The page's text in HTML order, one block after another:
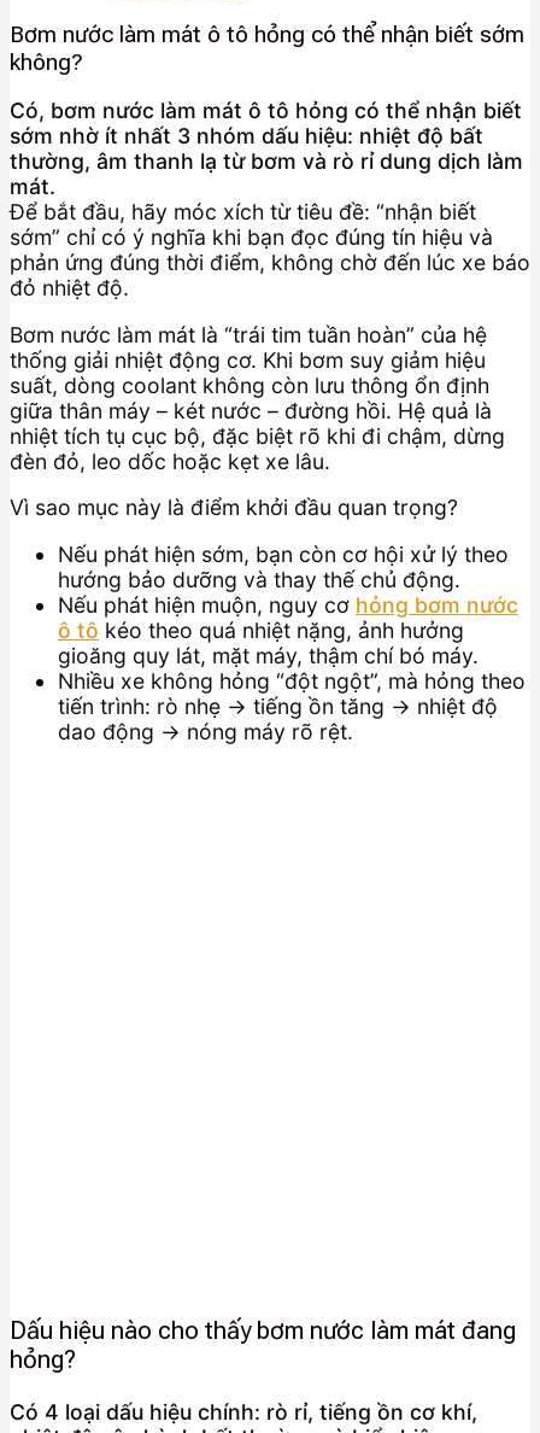
Bơm nước làm mát ô tô hỏng có thể nhận biết sớm
không?
Có, bơm nước làm mát ô tô hỏng có thể nhận biết
sớm nhờ ít nhất 3 nhóm dấu hiệu: nhiệt độ bất
thường, âm thanh lạ từ bơm và rò rỉ dung dịch làm
mát.
Để bắt đầu, hãy móc xích từ tiêu đề: “nhận biết
sớm” chỉ có ý nghĩa khi bạn đọc đúng tín hiệu và
phản ứng đúng thời điểm, không chờ đến lúc xe báo
đỏ nhiệt độ.
Bơm nước làm mát là “trái tim tuần hoàn” của hệ
thống giải nhiệt động cơ. Khi bơm suy giảm hiệu
suất, dòng coolant không còn lưu thông ổn định
giữa thân máy – két nước – đường hồi. Hệ quả là
nhiệt tích tụ cục bộ, đặc biệt rõ khi đi chậm, dừng
đèn đỏ, leo dốc hoặc kẹt xe lâu.
Vì sao mục này là điểm khởi đầu quan trọng?
Nếu phát hiện sớm, bạn còn cơ hội xử lý theo
hướng bảo dưỡng và thay thế chủ động.
Nếu phát hiện muộn, nguy cơ hỏng bơm nước
ô tô kéo theo quá nhiệt nặng, ảnh hưởng
gioăng quy lát, mặt máy, thậm chí bó máy.
Nhiều xe không hỏng “đột ngột”, mà hỏng theo
tiến trình: rò nhẹ → tiếng ồn tăng → nhiệt độ
dao động → nóng máy rõ rệt.
Dấu hiệu nào cho thấy bơm nước làm mát đang
hỏng?
Có 4 loại dấu hiệu chính: rò rỉ, tiếng ồn cơ khí,